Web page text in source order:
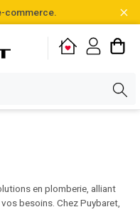
commerce.
en plomberie, alliant
besoins. Chez Puybaret,